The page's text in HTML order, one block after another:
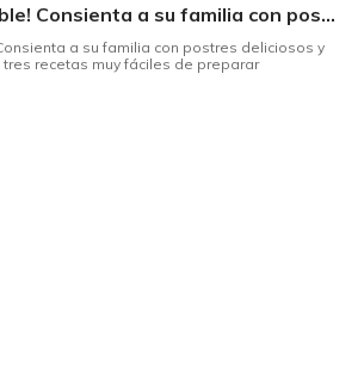
¡Dulce y Saludable! Consienta a su familia con postres deliciosos y sin culpas
a su familia con postres deliciosos y
recetas muy fáciles de preparar